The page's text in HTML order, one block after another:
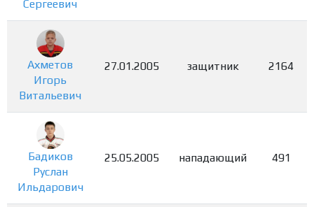
Сергеевич
Ахметов
Игорь
Витальевич
27.01.2005 защитник 2164
Бадиков
Руслан
Ильдарович
25.05.2005 нападающий 491